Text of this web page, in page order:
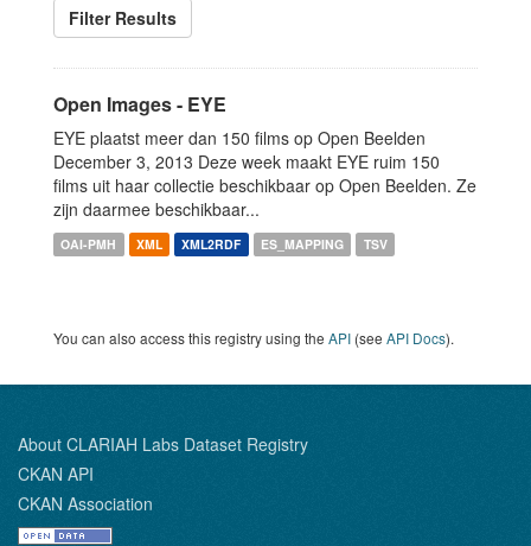
Filter Results
Open Images - EYE
EYE plaatst meer dan 150 films op Open Beelden
December 3, 2013 Deze week maakt EYE ruim 150
films uit haar collectie beschikbaar op Open Beelden. Ze
zijn daarmee beschikbaar...
OAI-PMH XML XML2RDF ES_MAPPING TSV
You can also access this registry using the API (see API Docs).
About CLARIAH Labs Dataset Registry
CKAN API
CKAN Association